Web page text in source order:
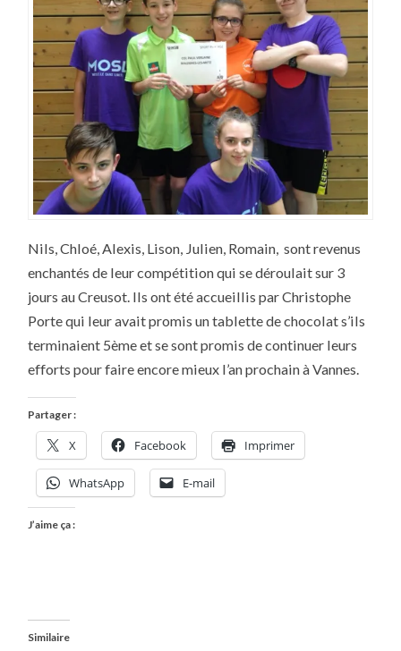
Nils, Chloé, Alexis, Lison, Julien, Romain, sont revenus
enchantés de leur compétition qui se déroulait sur 3
jours au Creusot. Ils ont été accueillis par Christophe
Porte qui leur avait promis un tablette de chocolat s’ils
terminaient 5ème et se sont promis de continuer leurs
efforts pour faire encore mieux l’an prochain à Vannes.
Partager :
X Facebook Imprimer
WhatsApp E-mail
J’aime ça :
Similaire